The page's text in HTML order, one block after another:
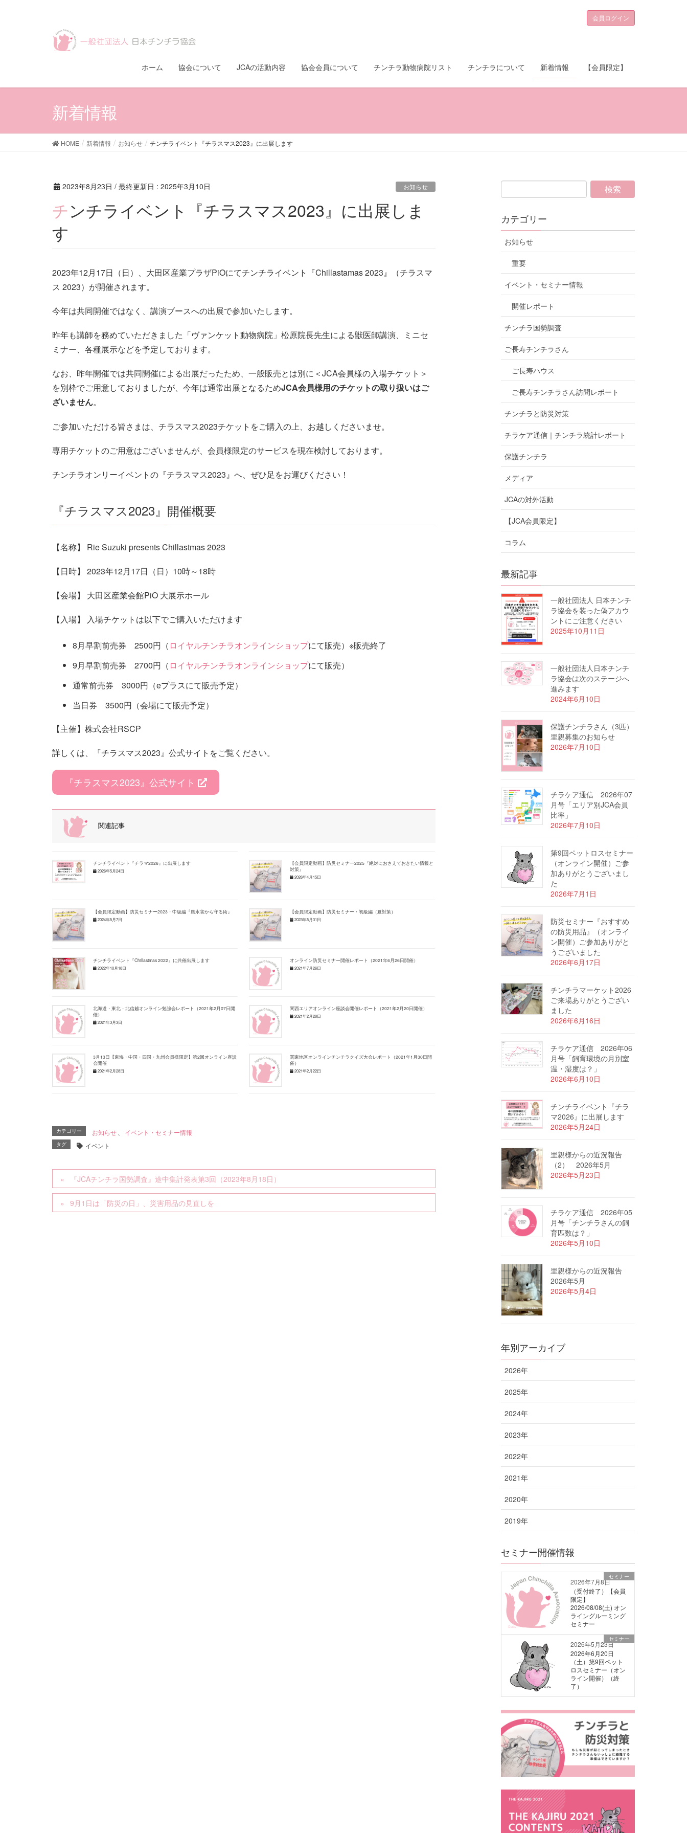
会員ログイン
ホーム 協会について JCAの活動内容 協会会員について チンチラ動物病院リスト チンチラについて 新着情報 【会員限定】
新着情報
HOME 新着情報 お知らせ チンチライベント『チラスマス2023』に出展します
2023年8月23日 / 最終更新日 : 2025年3月10日 お知らせ
チンチライベント『チラスマス2023』に出展しま
す
2023年12月17日（日）、大田区産業プラザPiOにてチンチライベント『Chillastamas 2023』（チラスマ
ス 2023）が開催されます。
今年は共同開催ではなく、講演ブースへの出展で参加いたします。
昨年も講師を務めていただきました「ヴァンケット動物病院」松原院長先生による獣医師講演、ミニセ
ミナー、各種展示などを予定しております。
なお、昨年開催では共同開催による出展だったため、一般販売とは別に＜JCA会員様の入場チケット＞
を別枠でご用意しておりましたが、今年は通常出展となるためJCA会員様用のチケットの取り扱いはご
ざいません。
ご参加いただける皆さまは、チラスマス2023チケットをご購入の上、お越しくださいませ。
専用チケットのご用意はございませんが、会員様限定のサービスを現在検討しております。
チンチラオンリーイベントの『チラスマス2023』へ、ぜひ足をお運びください！
『チラスマス2023』開催概要
【名称】 Rie Suzuki presents Chillastmas 2023
【日時】 2023年12月17日（日）10時～18時
【会場】 大田区産業会館PiO 大展示ホール
【入場】 入場チケットは以下でご購入いただけます
8月早割前売券 2500円（ ロイヤルチンチラオンラインショップにて販売）※販売終了
9月早割前売券 2700円（ ロイヤルチンチラオンラインショップにて販売）
通常前売券 3000円（eプラスにて販売予定）
当日券 3500円（会場にて販売予定）
【主催】株式会社RSCP
詳しくは、『チラスマス2023』公式サイトをご覧ください。
『チラスマス2023』公式サイト
関連記事
チンチライベント『チラマ2026』に出展します
2026年5月24日
【会員限定動画】防災セミナー2025『絶対におさえておきたい情報と
対策』
2026年4月15日
【会員限定動画】防災セミナー2023・中級編『風水害から守る術』
2024年5月7日
【会員限定動画】防災セミナー・初級編（夏対策）
2023年5月31日
チンチライベント『Chillastmas 2022』に共催出展します
2022年10月18日
オンライン防災セミナー開催レポート（2021年6月26日開催）
2021年7月26日
北海道・東北・北信越オンライン勉強会レポート（2021年2月07日開
催）
2021年3月3日
関西エリアオンライン座談会開催レポート（2021年2月20日開催）
2021年2月28日
3月13日【東海・中国・四国・九州会員様限定】第2回オンライン座談
会開催
2021年2月28日
関東地区オンラインチンチラクイズ大会レポート（2021年1月30日開
催）
2021年2月22日
カテゴリー お知らせ イベント・セミナー情報
タグ イベント
『JCAチンチラ国勢調査』途中集計発表第3回（2023年8月18日）
9月1日は「防災の日」、災害用品の見直しを
カテゴリー
お知らせ
重要
イベント・セミナー情報
開催レポート
チンチラ国勢調査
ご長寿チンチラさん
ご長寿ハウス
ご長寿チンチラさん訪問レポート
チンチラと防災対策
チラケア通信｜チンチラ統計レポート
保護チンチラ
メディア
JCAの対外活動
【JCA会員限定】
コラム
最新記事
一般社団法人 日本チンチ
ラ協会を装った偽アカウ
ントにご注意ください
2025年10月11日
一般社団法人日本チンチ
ラ協会は次のステージへ
進みます
2024年6月10日
保護チンチラさん（3匹）
里親募集のお知らせ
2026年7月10日
チラケア通信 2026年07
月号「エリア別JCA会員
比率」
2026年7月10日
第9回ペットロスセミナー
（オンライン開催）ご参
加ありがとうございまし
た
2026年7月1日
防災セミナー『おすすめ
の防災用品』（オンライ
ン開催）ご参加ありがと
うございました
2026年6月17日
チンチラマーケット2026
ご来場ありがとうござい
ました
2026年6月16日
チラケア通信 2026年06
月号「飼育環境の月別室
温・湿度は？」
2026年6月10日
チンチライベント『チラ
マ2026』に出展します
2026年5月24日
里親様からの近況報告
（2） 2026年5月
2026年5月23日
チラケア通信 2026年05
月号「チンチラさんの飼
育匹数は？」
2026年5月10日
里親様からの近況報告
2026年5月
2026年5月4日
年別アーカイブ
2026年
2025年
2024年
2023年
2022年
2021年
2020年
2019年
セミナー開催情報
2026年7月8日
セミナー
（受付終了）【会員
限定】
2026/08/08(土) オン
ライングルーミング
セミナー
2026年5月23日
セミナー
2026年6月20日
（土）第9回ペット
ロスセミナー（オン
ライン開催）（終
了）